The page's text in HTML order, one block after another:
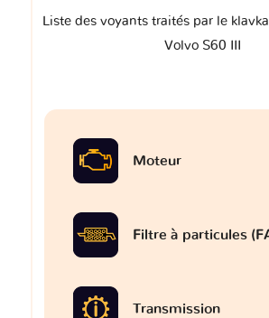
Liste des voyants traités par le
Volvo S60 III
Moteur
Filtre à particules
Transmission